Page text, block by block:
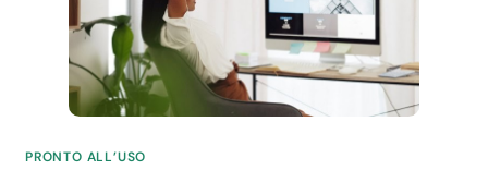
Illimitati
Illimitati
PRONTO ALL’USO